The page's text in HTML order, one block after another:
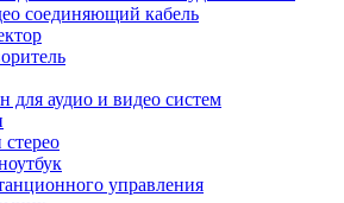
соединяющий кабель
для аудио и видео систем
управления